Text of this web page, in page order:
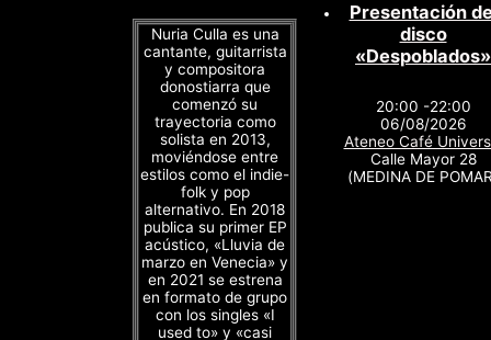
Nuria Culla es una
cantante, guitarrista
y compositora
donostiarra que
comenzó su
trayectoria como
solista en 2013,
moviéndose entre
estilos como el indie-
folk y pop
alternativo. En 2018
publica su primer EP
acústico, «Lluvia de
marzo en Venecia» y
en 2021 se estrena
en formato de grupo
con los singles «I
used to» y «casi
Presentación
disco
«Despoblados»
20:00 -22:00
06/08/2026
Ateneo Café
Calle Mayor 28
(MEDINA DE